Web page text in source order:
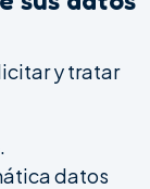
y tratar
datos